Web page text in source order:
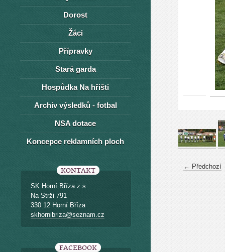
← Předchozí
Dorost
Žáci
Přípravky
Stará garda
Hospůdka Na hřišti
Archiv výsledků - fotbal
NSA dotace
Koncepce reklamních ploch
KONTAKT
SK Horní Bříza z.s.
Na Strži 791
330 12 Horní Bříza
skhornibriza@seznam.cz
FACEBOOK